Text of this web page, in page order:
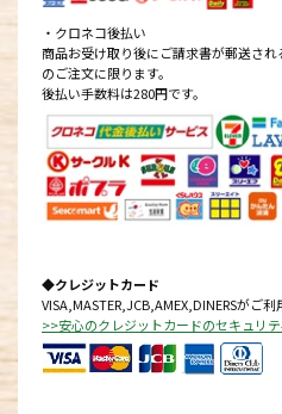
・クロネコ後払い
商品お受け取り後にご請求書が郵送さ
のご注文に限ります。
後払い手数料は280円です。
◆クレジットカード
VISA,MASTER,JCB,AMEX,DINERSがご利
>>安心のクレジットカードのセキュリ